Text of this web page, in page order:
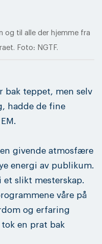
og til alle der hjemme fra
Foto: NGTF.
bak teppet, men selv
hadde de fine
givende atmosfære
energi av publikum.
et slikt mesterskap.
våre på
og erfaring
en prat bak